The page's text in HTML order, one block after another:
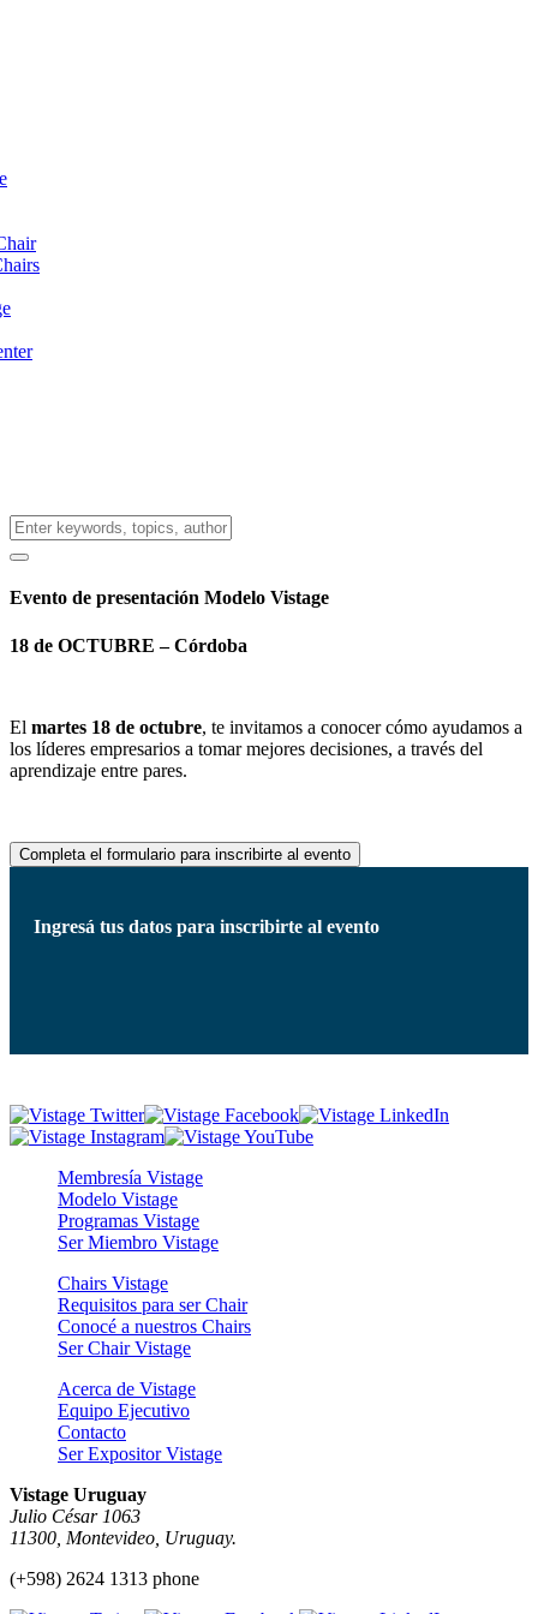
Evento de presentación Modelo Vistage
18 de OCTUBRE – Córdoba
El martes 18 de octubre, te invitamos a conocer cómo ayudamos a
los líderes empresarios a tomar mejores decisiones, a través del
aprendizaje entre pares.
Completa el formulario para inscribirte al evento
Ingresá tus datos para inscribirte al evento
Membresía Vistage
Modelo Vistage
Programas Vistage
Ser Miembro Vistage
Chairs Vistage
Requisitos para ser Chair
Conocé a nuestros Chairs
Ser Chair Vistage
Acerca de Vistage
Equipo Ejecutivo
Contacto
Ser Expositor Vistage
Vistage Uruguay
Julio César 1063
11300, Montevideo, Uruguay.
(+598) 2624 1313 phone